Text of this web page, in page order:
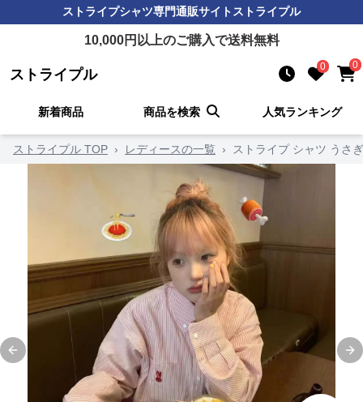
ストライプシャツ専門通販サイト ストライプル
10,000円以上のご購入で送料無料
ストライプル 0 0
新着商品 商品を検索 人気ランキング
ストライプル TOP › レディースの一覧 › ストライプ シャツ うさ
Previous slide